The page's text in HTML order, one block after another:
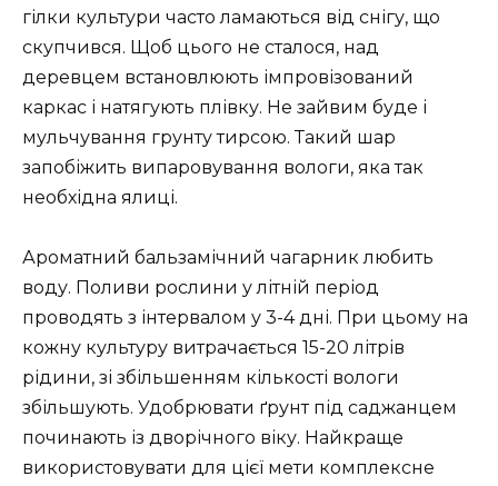
гілки культури часто ламаються від снігу, що
скупчився. Щоб цього не сталося, над
деревцем встановлюють імпровізований
каркас і натягують плівку. Не зайвим буде і
мульчування грунту тирсою. Такий шар
запобіжить випаровування вологи, яка так
необхідна ялиці.
Ароматний бальзамічний чагарник любить
воду. Поливи рослини у літній період
проводять з інтервалом у 3-4 дні. При цьому на
кожну культуру витрачається 15-20 літрів
рідини, зі збільшенням кількості вологи
збільшують. Удобрювати ґрунт під саджанцем
починають із дворічного віку. Найкраще
використовувати для цієї мети комплексне